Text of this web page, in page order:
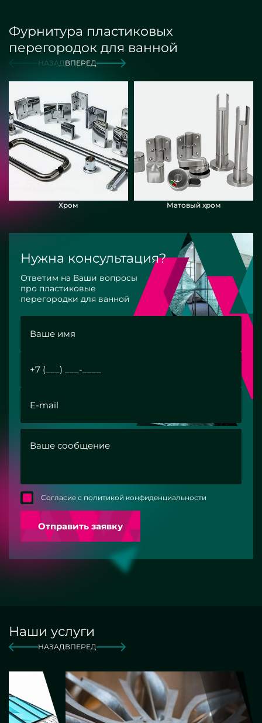
Фурнитура пластиковых
перегородок для ванной
НАЗАДВПЕРЕД
Хром Матовый хром
Нужна консультация?
Ответим на Ваши вопросы
про пластиковые
перегородки для ванной
Согласие с политикой конфиденциальности
Отправить заявку
Наши услуги
НАЗАДВПЕРЕД